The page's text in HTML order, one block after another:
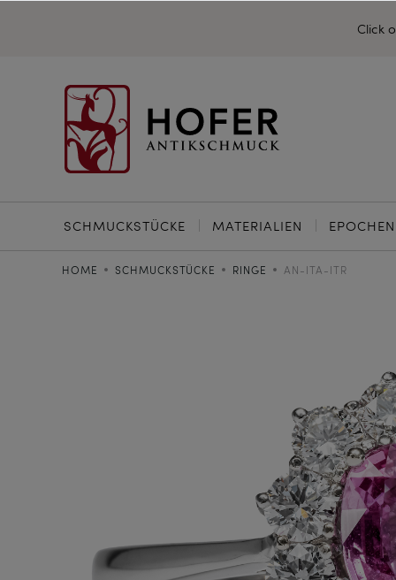
Click
SCHMUCKSTÜCKE MATERIALIEN EPOCHEN
HOME SCHMUCKSTÜCKE RINGE AN-ITA-ITR